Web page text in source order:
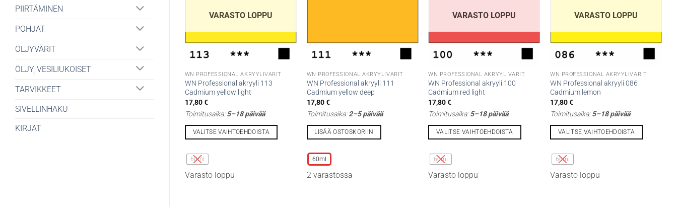
PIIRTÄMINEN
POHJAT
ÖLJYVÄRIT
ÖLJY, VESILIUKOISET
TARVIKKEET
SIVELLINHAKU
KIRJAT
VARASTO LOPPU
WN PROFESSIONAL AKRYYLIVÄRIT
WN Professional akryyli 113
Cadmium yellow light
17,80€
Toimitusaika:5–18 päivää
VALITSE VAIHTOEHDOISTA
tuotteella
useampi
60ml
Varasto loppu
WN PROFESSIONAL AKRYYLIVÄRIT
WN Professional akryyli 111
Cadmium yellow deep
17,80€
Toimitusaika:2–5 päivää
LISÄÄ OSTOSKORIIN
tuotteella
on
useampi
60ml
2 varastossa
VARASTO LOPPU
WN PROFESSIONAL AKRYYLIVÄRIT
WN Professional akryyli 100
Cadmium red light
17,80€
Toimitusaika:5–18 päivää
VALITSE VAIHTOEHDOISTA
tuotteella
useampi
60ml
Varasto loppu
VARASTO LOPPU
WN PROFESSIONAL AKRYYLIVÄRIT
WN Professional akryyli 086
Cadmium lemon
17,80€
Toimitusaika:5–18 päivää
VALITSE VAIHTOEHDOISTA
tuotteella
useampi
60ml
Varasto loppu